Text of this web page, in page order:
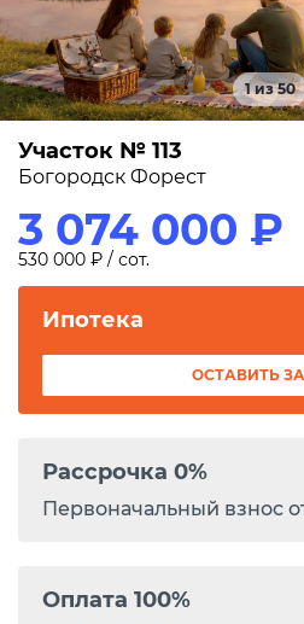
1 из 50
Участок № 113
Богородск Форест
3 074 000 ₽
530 000 ₽ / сот.
Ипотека
ОСТАВИТЬ
Рассрочка 0%
Первоначальный взнос
Оплата 100%